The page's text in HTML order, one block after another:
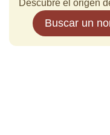
Descubre el origen
Buscar un